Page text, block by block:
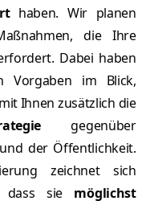
haben. Wir planen
die Ihre
Dabei haben
im Blick,
Ihnen zusätzlich die
gegenüber
der Öffentlichkeit.
zeichnet sich
dass sie möglichst